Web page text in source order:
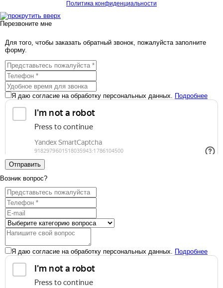
Политика конфиденциальности
Перезвоните мне
Для того, чтобы заказать обратный звонок, пожалуйста заполните
форму.
Я даю согласие на обработку персональных данных. Подробнее
Отправить
Возник вопрос?
Я даю согласие на обработку персональных данных. Подробнее